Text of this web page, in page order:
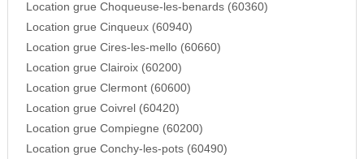
Location grue Choqueuse-les-benards (60360)
Location grue Cinqueux (60940)
Location grue Cires-les-mello (60660)
Location grue Clairoix (60200)
Location grue Clermont (60600)
Location grue Coivrel (60420)
Location grue Compiegne (60200)
Location grue Conchy-les-pots (60490)